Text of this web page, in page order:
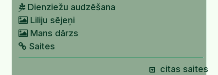
Dienziežu audzēšana
Liliju sējeņi
Mans dārzs
Saites
citas saites